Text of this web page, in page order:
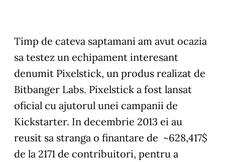
Timp de cateva saptamani am avut ocazia
sa testez un echipament interesant
denumit Pixelstick, un produs realizat de
Bitbanger Labs. Pixelstick a fost lansat
oficial cu ajutorul unei campanii de
Kickstarter. In decembrie 2013 ei au
reusit sa stranga o finantare de ~628,417$
de la 2171 de contribuitori, pentru a